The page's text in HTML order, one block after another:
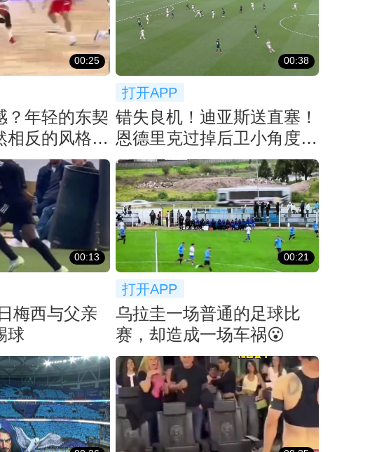
00:25
？年轻的东契
相反的风格
00:38
打开APP
错失良机！迪亚斯送直塞！
恩德里克过掉后卫小角度打
门被扑出
00:13
梅西与父亲
球
00:21
打开APP
乌拉圭一场普通的足球比
赛，却造成一场车祸😮